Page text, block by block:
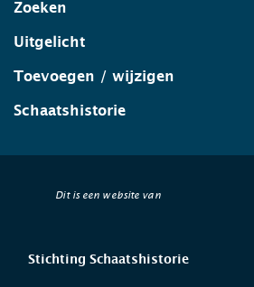
Zoeken
Uitgelicht
Toevoegen / wijzigen
Schaatshistorie
Dit is een website van
Stichting Schaatshistorie